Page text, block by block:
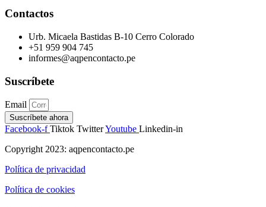
Contactos
Urb. Micaela Bastidas B-10 Cerro Colorado
+51 959 904 745
informes@aqpencontacto.pe
Suscríbete
Email
Suscríbete ahora
Facebook-f Tiktok TwitterYoutube Linkedin-in
Copyright 2023: aqpencontacto.pe
Política de privacidad
Política de cookies